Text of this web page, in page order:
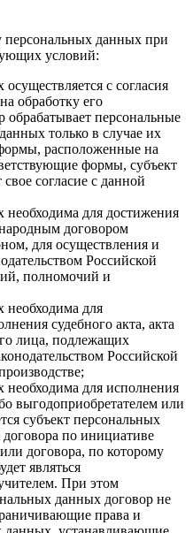
персональных данных при
условий:
с согласия
обработку его
персональные
только в случае их
расположенные на
формы, субъект
согласие с данной
необходима для достижения
договором
для осуществления и
Российской
полномочий и
необходима для
судебного акта, акта
лица, подлежащих
Российской
необходима для исполнения
выгодоприобретателем или
субъект персональных
по инициативе
договора, по которому
являться
При этом
данных договор не
права и